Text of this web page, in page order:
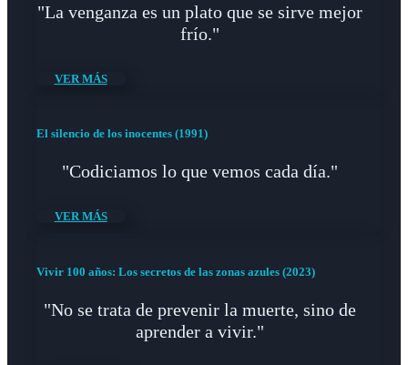
"La venganza es un plato que se sirve mejor
frío."
VER MÁS
El silencio de los inocentes (1991)
"Codiciamos lo que vemos cada día."
VER MÁS
Vivir 100 años: Los secretos de las zonas azules (2023)
"No se trata de prevenir la muerte, sino de
aprender a vivir."